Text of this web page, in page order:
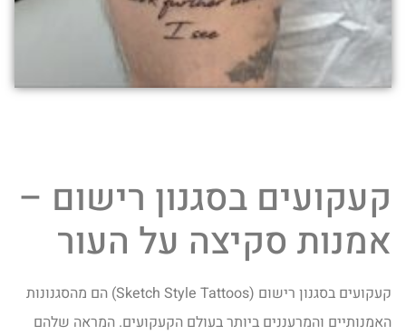
קעקועים בסגנון רישום –
אמנות סקיצה על העור
קעקועים בסגנון רישום (Sketch Style Tattoos) הם מהסגנונות
האמנותיים והמרעננים ביותר בעולם הקעקועים. המראה שלהם